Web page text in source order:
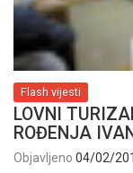
Flash vijesti
LOVNI
ROĐENJA
Objavljeno 04/02/